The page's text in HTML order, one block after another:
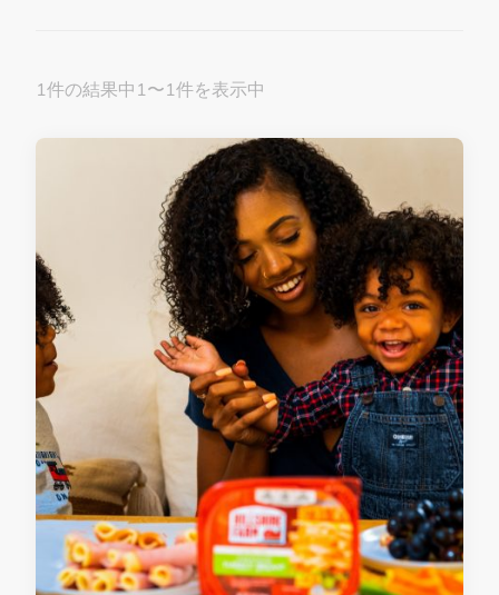
1件の結果中1〜1件を表示中